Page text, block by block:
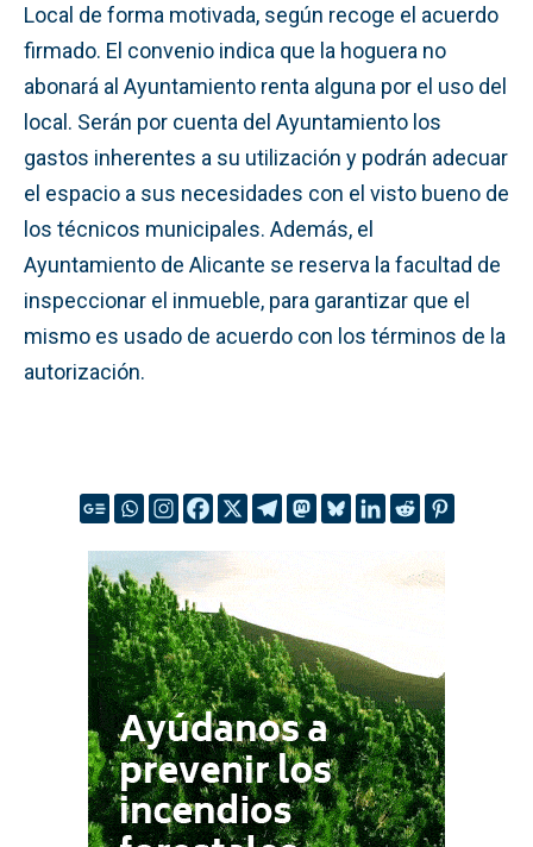
Local de forma motivada, según recoge el acuerdo
firmado. El convenio indica que la hoguera no
abonará al Ayuntamiento renta alguna por el uso del
local. Serán por cuenta del Ayuntamiento los
gastos inherentes a su utilización y podrán adecuar
el espacio a sus necesidades con el visto bueno de
los técnicos municipales. Además, el
Ayuntamiento de Alicante se reserva la facultad de
inspeccionar el inmueble, para garantizar que el
mismo es usado de acuerdo con los términos de la
autorización.